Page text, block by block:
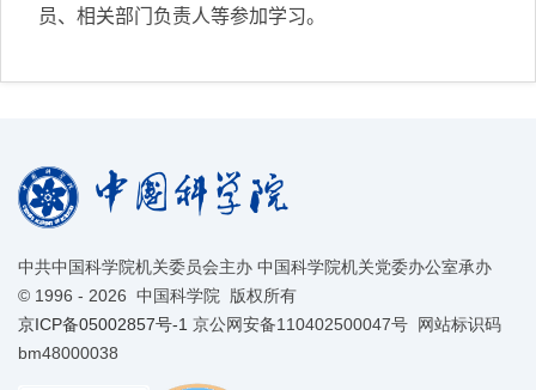
员、相关部门负责人等参加学习。
中共中国科学院机关委员会主办 中国科学院机关党委办公室承办
© 1996 - 2026 中国科学院 版权所有
京ICP备05002857号-1 京公网安备110402500047号 网站标识码
bm48000038